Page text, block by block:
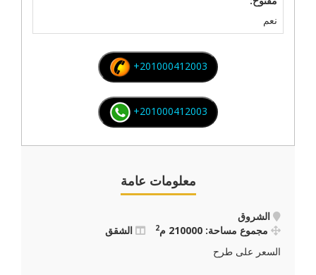
نعم
+201000412003
+201000412003
معلومات عامة
الشروق
مجموع مساحة: 210000 م
2
الشقق
السعر على طرح